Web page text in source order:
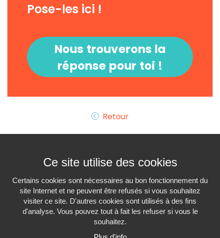
Pose-les ici !
Nous trouverons la
réponse pour toi !
Retour
Interiminfo.be est unprojet duTravi
avec le soutien duGouvernement Fédéral
Ce site utilise des cookies
Certains cookies sont nécessaires au bon fonctionnement du
site Internet et ne peuvent être refusés si vous souhaitez
visiter ce site. D'autres cookies sont utilisés à des fins
d'analyse. Vous pouvez tout à fait les refuser si vous le
souhaitez.